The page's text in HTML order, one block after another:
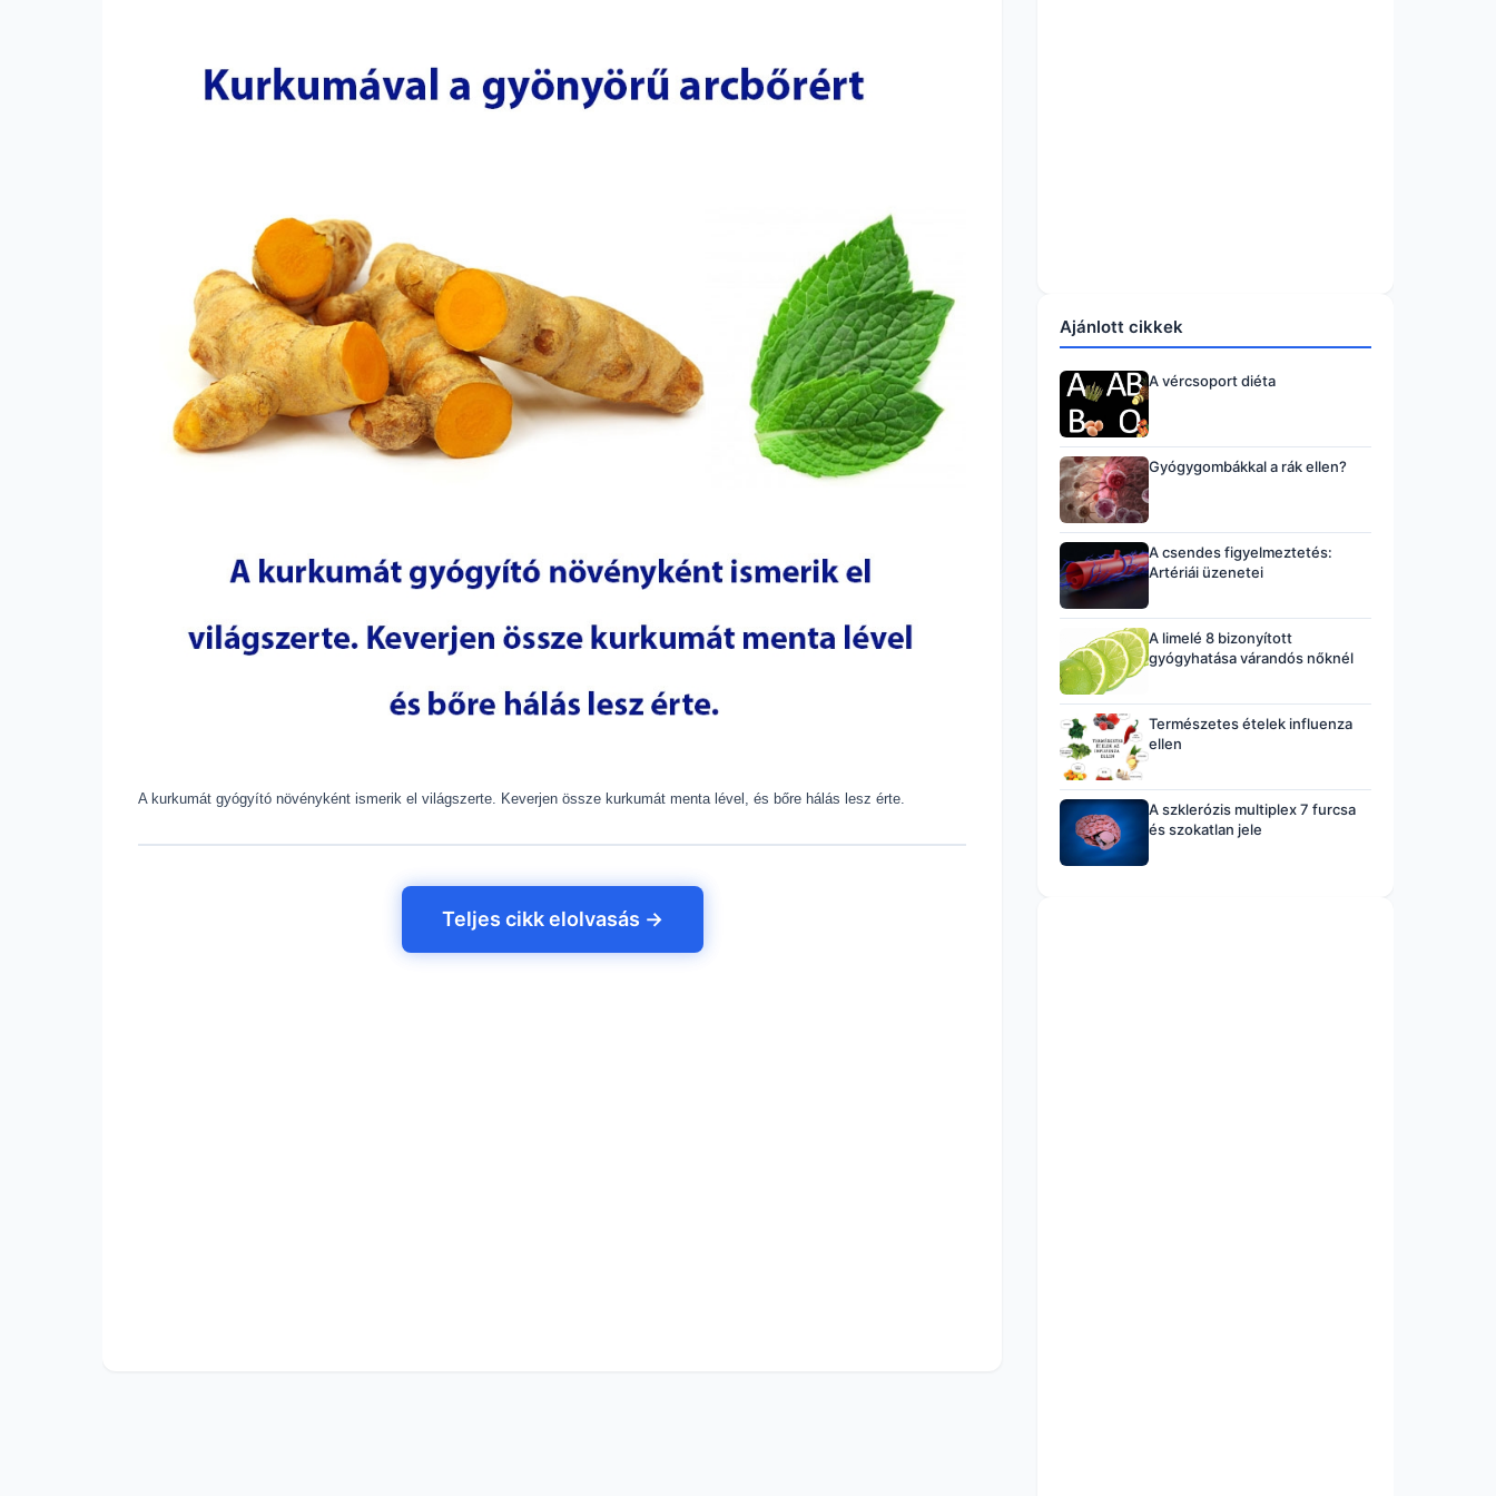
A kurkumát gyógyító növényként ismerik el világszerte. Keverjen össze kurkumát menta lével, és bőre hálás lesz érte.
Teljes cikk elolvasás →
Ajánlott cikkek
A vércsoport diéta
Gyógygombákkal a rák ellen?
A csendes figyelmeztetés:
Artériái üzenetei
A limelé 8 bizonyított
gyógyhatása várandós nőknél
Természetes ételek influenza
ellen
A szklerózis multiplex 7 furcsa
és szokatlan jele